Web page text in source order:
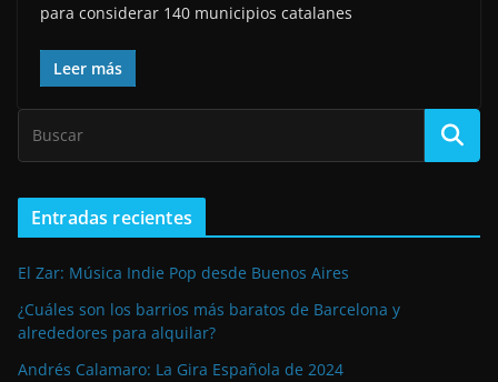
para considerar 140 municipios catalanes
Leer más
Entradas recientes
El Zar: Música Indie Pop desde Buenos Aires
¿Cuáles son los barrios más baratos de Barcelona y
alrededores para alquilar?
Andrés Calamaro: La Gira Española de 2024